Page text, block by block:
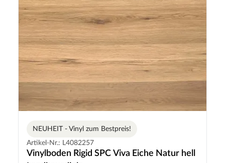
NEUHEIT - Vinyl zum Bestpreis!
Artikel-Nr.: L4082257
Vinylboden Rigid SPC Viva Eiche Natur hell